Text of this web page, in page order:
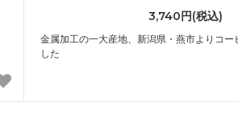
3,740円(税込)
金属加工の一大産地、新潟県・燕市よりコー
した